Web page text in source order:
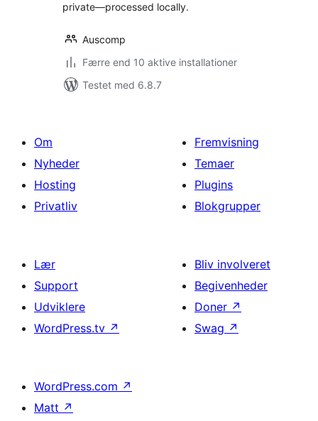
private—processed locally.
Auscomp
Færre end 10 aktive installationer
Testet med 6.8.7
Om
Nyheder
Hosting
Privatliv
Fremvisning
Temaer
Plugins
Blokgrupper
Lær
Support
Udviklere
WordPress.tv ↗
Bliv involveret
Begivenheder
Doner ↗
Swag ↗
WordPress.com ↗
Matt ↗